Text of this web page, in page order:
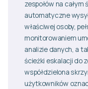
zespołów na całym
automatyczne
właściwej osoby,
monitorowaniem
analizie danych, a
ścieżki eskalacji do
współdzielona
użytkowników